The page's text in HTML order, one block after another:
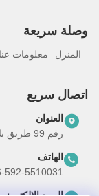
وصلة سريعة
المنزل معلومات عنا
اتصال سريع
العنوان
رقم 99 طريق يلان، سيمينغ، شيامين، فوجيان، الصين
الهاتف
592-5510031